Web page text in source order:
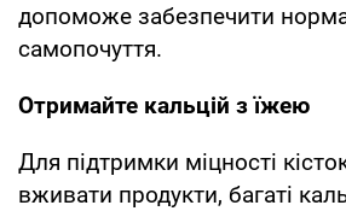
допоможе забезпечити
самопочуття.
Отримайте кальцій з їжею
Для підтримки міцності
вживати продукти, багаті